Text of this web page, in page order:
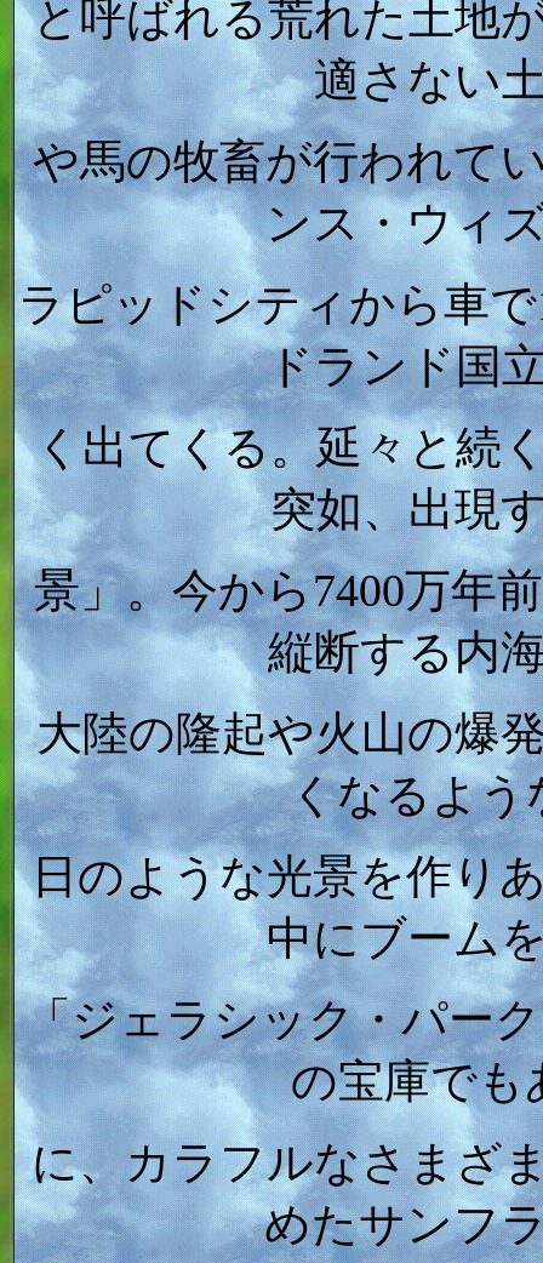
と呼ばれる荒れた土地
適さない
や馬の牧畜が行われて
ンス・ウィ
ラピッドシティから車
ドランド国
く出てくる。延々と続
突如、出現
景」。今から7400万年
縦断する内
大陸の隆起や火山の爆
くなるよう
日のような光景を作り
中にブーム
「ジェラシック・パー
の宝庫でも
に、カラフルなさまざ
めたサンフ